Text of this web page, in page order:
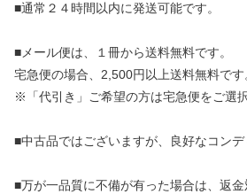
■通常２４時間以内に発送可能です。
■メール便は、１冊から送料無料です。
宅急便の場合、2,500円以上送料無料です
※「代引き」ご希望の方は宅急便をご選択
■中古品ではございますが、良好なコンデ
■万が一品質に不備が有った場合は、返金